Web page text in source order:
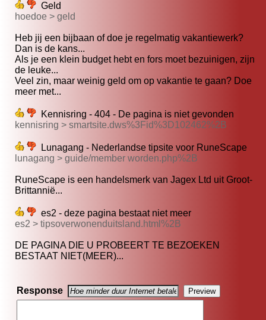
Geld
hoedoe > geld
Heb jij een bijbaan of doe je regelmatig vakantiewerk?
Dan is de kans...
Als je een klein budget hebt en fors moet bezuinigen, zijn
de leuke...
Veel zin, maar weinig geld om op vakantie te gaan? Doe
meer met...
Kennisring - 404 - De pagina is niet gevonden
kennisring > smartsite.dws%3Fid%3D102462%2B
Lunagang - Nederlandse tipsite voor RuneScape
lunagang > guide/member worden.php%2B
RuneScape is een handelsmerk van Jagex Ltd uit Groot-
Brittannië...
es2 - deze pagina bestaat niet meer
es2 > tipsoverwonenduitsland.html%2B
DE PAGINA DIE U PROBEERT TE BEZOEKEN
BESTAAT NIET(MEER)...
Response